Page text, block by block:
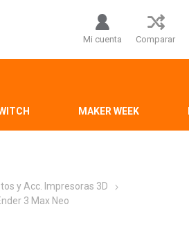
Mi cuenta Comparar
MAKER WEEK
y Acc. Impresoras 3D
3 Max Neo